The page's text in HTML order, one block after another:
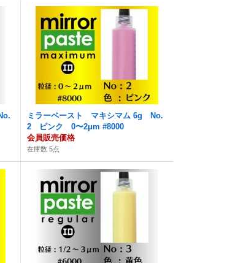
ミラーペースト マキシマム 6g No.
2 ピンク 0〜2μm #8000
会員販売価格
在庫数 5点